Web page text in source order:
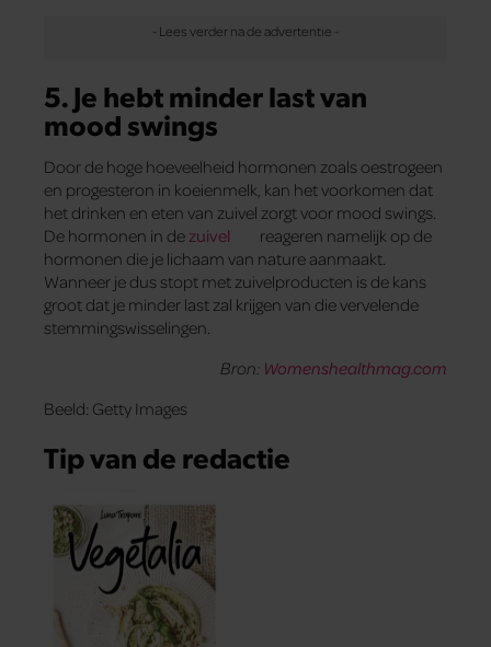
5. Je hebt minder last van
mood swings
Door de hoge hoeveelheid hormonen zoals oestrogeen
en progesteron in koeienmelk, kan het voorkomen dat
het drinken en eten van zuivel zorgt voor mood swings.
De hormonen in de zuivel
reageren namelijk op de
hormonen die je lichaam van nature aanmaakt.
Wanneer je dus stopt met zuivelproducten is de kans
groot dat je minder last zal krijgen van die vervelende
stemmingswisselingen.
Bron: Womenshealthmag.com
Beeld: Getty Images
Tip van de redactie